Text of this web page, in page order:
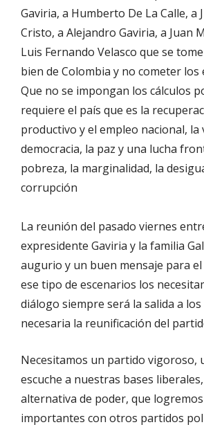
Gaviria, a Humberto De La Calle, a
Cristo, a Alejandro Gaviria, a Juan
Luis Fernando Velasco que se
bien de Colombia y no cometer los
Que no se impongan los cálculos
requiere el país que es la
productivo y el empleo nacional, la
democracia, la paz y una lucha
pobreza, la marginalidad, la
corrupción
La reunión del pasado viernes
expresidente Gaviria y la familia
augurio y un buen mensaje para
ese tipo de escenarios los
diálogo siempre será la salida a
necesaria la reunificación del
Necesitamos un partido vigoroso,
escuche a nuestras bases
alternativa de poder, que
importantes con otros partidos